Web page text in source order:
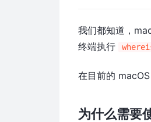
我们都知道，
终端执行
在目前的
为什么需要